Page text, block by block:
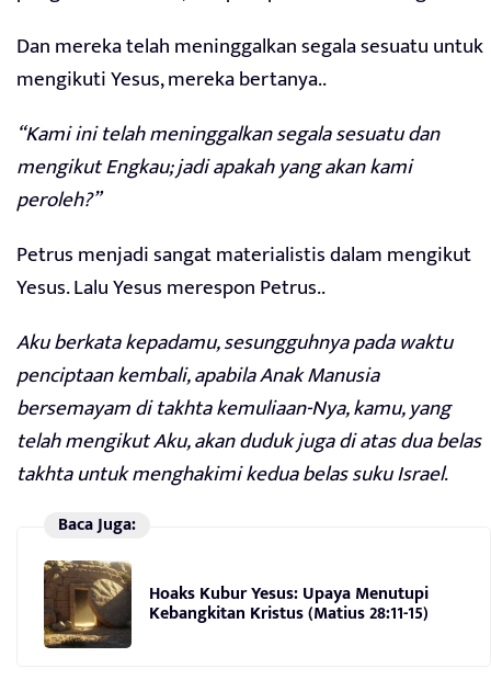
Dan mereka telah meninggalkan segala sesuatu untuk
mengikuti Yesus, mereka bertanya..
“Kami ini telah meninggalkan segala sesuatu dan
mengikut Engkau; jadi apakah yang akan kami
peroleh?”
Petrus menjadi sangat materialistis dalam mengikut
Yesus. Lalu Yesus merespon Petrus..
Aku berkata kepadamu, sesungguhnya pada waktu
penciptaan kembali, apabila Anak Manusia
bersemayam di takhta kemuliaan-Nya, kamu, yang
telah mengikut Aku, akan duduk juga di atas dua belas
takhta untuk menghakimi kedua belas suku Israel.
Baca Juga:
Hoaks Kubur Yesus: Upaya Menutupi
Kebangkitan Kristus (Matius 28:11-15)